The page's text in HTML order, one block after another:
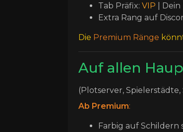
Tab Präfix: VIP
|
Extra Rang auf
Die Premium Ränge
Auf allen
(Plotserver,
Ab Premium:
Farbig auf Schildern